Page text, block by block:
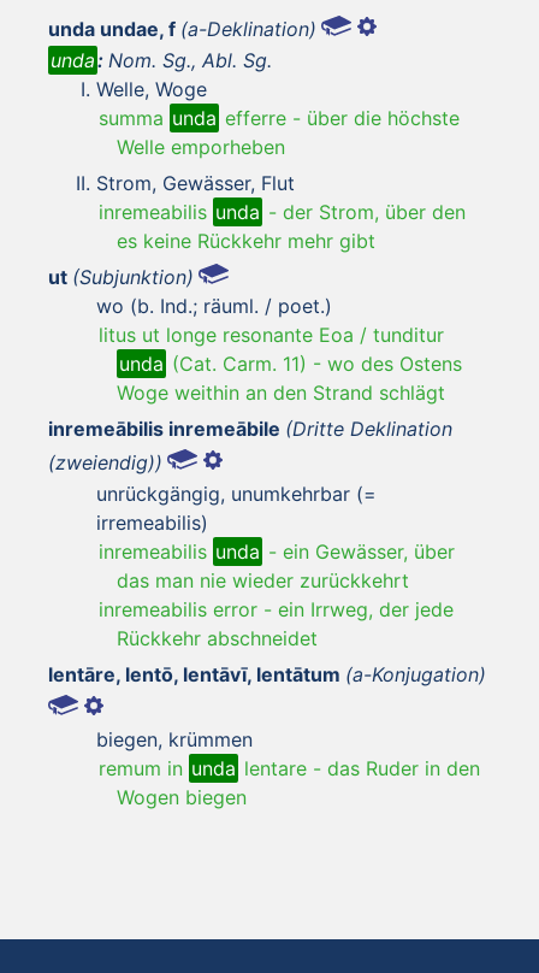
unda undae, f (a-Deklination)
unda: Nom. Sg., Abl. Sg.
Welle, Woge
summa unda efferre - über die höchste
Welle emporheben
Strom, Gewässer, Flut
inremeabilis unda - der Strom, über den
es keine Rückkehr mehr gibt
ut (Subjunktion)
wo (b. Ind.; räuml. / poet.)
litus ut longe resonante Eoa / tunditur
unda (Cat. Carm. 11) - wo des Ostens
Woge weithin an den Strand schlägt
inremeābilis inremeābile (Dritte Deklination
(zweiendig))
unrückgängig, unumkehrbar (=
irremeabilis)
inremeabilis unda - ein Gewässer, über
das man nie wieder zurückkehrt
inremeabilis error - ein Irrweg, der jede
Rückkehr abschneidet
lentāre, lentō, lentāvī, lentātum (a-Konjugation)
biegen, krümmen
remum in unda lentare - das Ruder in den
Wogen biegen